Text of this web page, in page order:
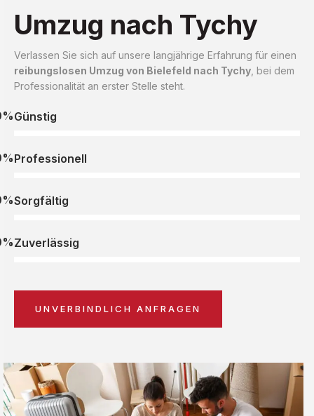
Umzug nach Tychy
Verlassen Sie sich auf unsere langjährige Erfahrung für einen
reibungslosen Umzug von Bielefeld nach Tychy , bei dem
Professionalität an erster Stelle steht.
Günstig
Professionell
Sorgfältig
Zuverlässig
UNVERBINDLICH ANFRAGEN